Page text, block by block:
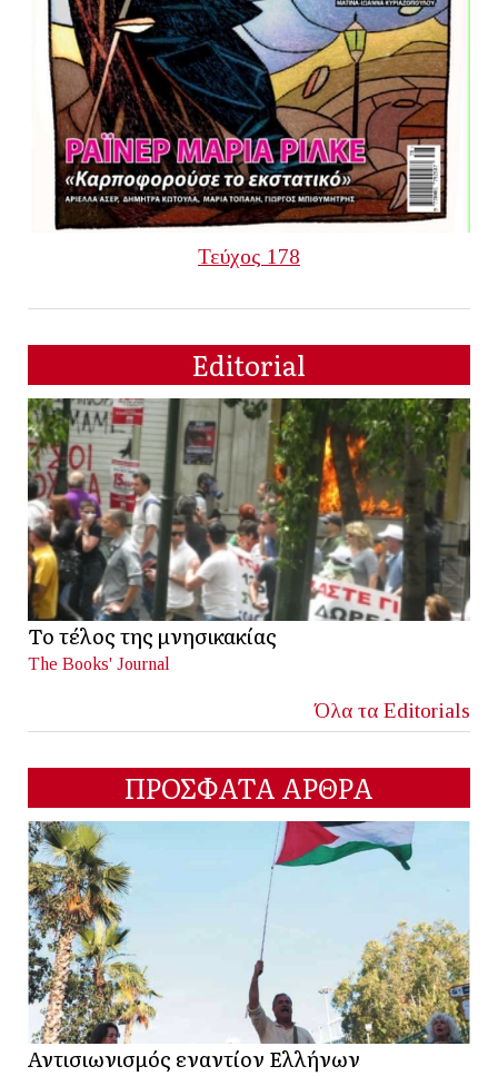
Τεύχος 178
Editorial
Το τέλος της μνησικακίας
The Books' Journal
Όλα τα Editorials
ΠΡΟΣΦΑΤΑ ΑΡΘΡΑ
Αντισιωνισμός εναντίον Ελλήνων